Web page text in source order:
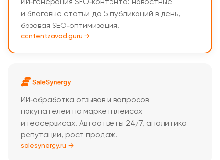
и блоговые статьи до 5 публикаций в день,
базовая SEO‑оптимизация.
contentzavod.guru →
ИИ‑обработка отзывов и вопросов
покупателей на маркетплейсах
и геосервисах. Автоответы 24/7, аналитика
репутации, рост продаж.
salesynergy.ru →